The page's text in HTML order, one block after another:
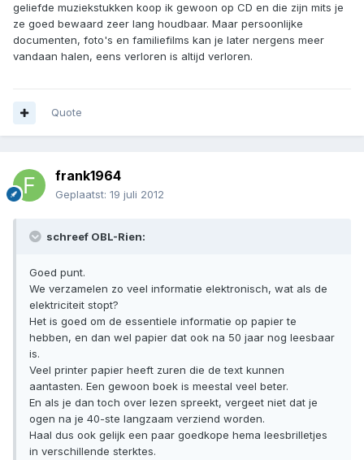
geliefde muziekstukken koop ik gewoon op CD en die zijn mits je
ze goed bewaard zeer lang houdbaar. Maar persoonlijke
documenten, foto's en familiefilms kan je later nergens meer
vandaan halen, eens verloren is altijd verloren.
Quote
frank1964
Geplaatst: 19 juli 2012
schreef OBL-Rien:
Goed punt.
We verzamelen zo veel informatie elektronisch, wat als de
elektriciteit stopt?
Het is goed om de essentiele informatie op papier te
hebben, en dan wel papier dat ook na 50 jaar nog leesbaar
is.
Veel printer papier heeft zuren die de text kunnen
aantasten. Een gewoon boek is meestal veel beter.
En als je dan toch over lezen spreekt, vergeet niet dat je
ogen na je 40-ste langzaam verziend worden.
Haal dus ook gelijk een paar goedkope hema leesbrilletjes
in verschillende sterktes.